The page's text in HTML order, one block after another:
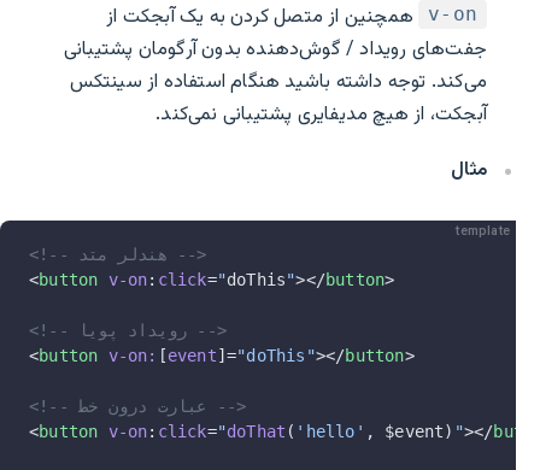
v-on
همچنین از متصل کردن به یک آبجکت از
جفت‌های رویداد / گوش‌دهنده بدون آرگومان پشتیبانی
می‌کند. توجه داشته باشید هنگام استفاده از سینتکس
آبجکت، از هیچ مدیفایری پشتیبانی نمی‌کند.
مثال
template
<!-- هندلر متد -->
<button v-on: click="doThis"></button>
<!-- رویداد پویا -->
<button v-on: [event]="doThis"></button>
<!-- عبارت درون خط -->
<button v-on: click="doThat ( 'hello' , $event) "></